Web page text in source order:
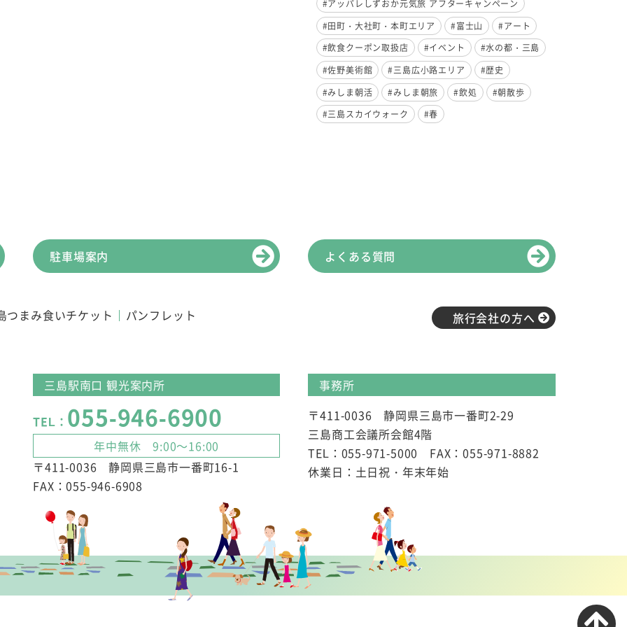
#アッパレしずおか元気旅 アフターキャンペーン
#田町・大社町・本町エリア
#富士山
#アート
#飲食クーポン取扱店
#イベント
#水の都・三島
#佐野美術館
#三島広小路エリア
#歴史
#みしま朝活
#みしま朝旅 #飲処
#朝散歩
#三島スカイウォーク
#春
駐車場案内 よくある質問
つまみ食いチケット パンフレット 旅行会社の方へ
三島駅南口 観光案内所
TEL： 055-946-6900
年中無休 9:00～16:00
〒411-0036 静岡県三島市一番町16-1
FAX：055-946-6908
事務所
〒411-0036 静岡県三島市一番町2-29
三島商工会議所会館4階
TEL：055-971-5000 FAX：055-971-8882
休業日：土日祝・年末年始